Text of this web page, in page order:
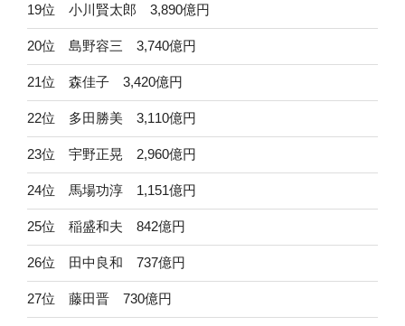
19位 小川賢太郎 3,890億円
20位 島野容三 3,740億円
21位 森佳子 3,420億円
22位 多田勝美 3,110億円
23位 宇野正晃 2,960億円
24位 馬場功淳 1,151億円
25位 稲盛和夫 842億円
26位 田中良和 737億円
27位 藤田晋 730億円